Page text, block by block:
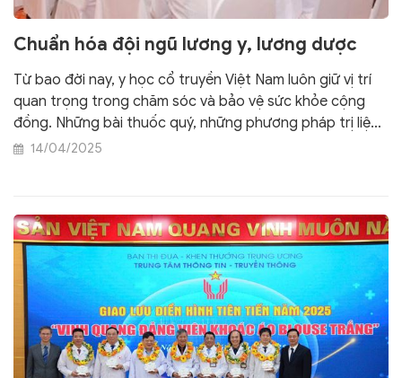
Chuẩn hóa đội ngũ lương y, lương dược
Từ bao đời nay, y học cổ truyền Việt Nam luôn giữ vị trí
quan trọng trong chăm sóc và bảo vệ sức khỏe cộng
đồng. Những bài thuốc quý, những phương pháp trị liệu
dân gian không chỉ là di sản văn hóa mà còn là tinh hoa
14/04/2025